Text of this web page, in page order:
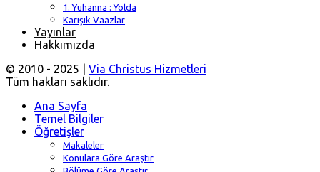
1. Yuhanna : Yolda
Karışık Vaazlar
Yayınlar
Hakkımızda
© 2010 - 2025 | Via Christus Hizmetleri
Tüm hakları saklıdır.
Ana Sayfa
Temel Bilgiler
Öğretişler
Makaleler
Konulara Göre Araştır